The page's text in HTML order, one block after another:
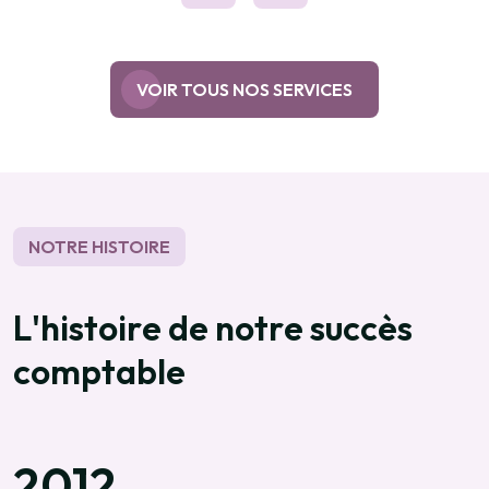
VOIR TOUS NOS SERVICES
NOTRE HISTOIRE
L'histoire de notresuccès
comptable